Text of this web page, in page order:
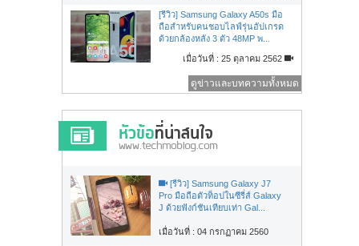
[รีวิว] Samsung Galaxy A50s มือ
ถือสำหรับคนชอบไลฟ์รุ่นอัปเกรด
ด้วยกล้องหลัง 3 ตัว 48MP พ...
เมื่อวันที่ : 25 ตุลาคม 2562
ดูข่าวและบทความทั้งหมด
[รีวิว] Samsung Galaxy J7
Pro มือถือตัวท็อปในซีรี่ส์ Galaxy
J ด้วยฟังก์ชันเทียบเท่า Gal...
เมื่อวันที่ : 04 กรกฏาคม 2560